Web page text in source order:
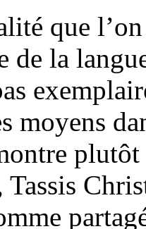
que
de la
moyens
Tassis